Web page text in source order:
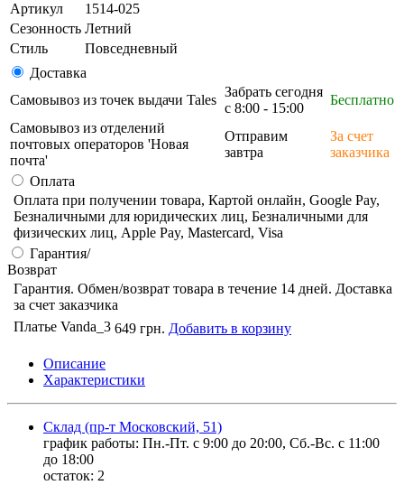
Артикул
1514-025
Сезонность Летний
Стиль
Повседневный
Доставка
Самовывоз из точек выдачи Tales
Забрать сегодня
с 8:00 - 15:00
Бесплатно
Самовывоз из отделений
почтовых операторов 'Новая
почта'
Отправим
завтра
За счет
заказчика
Оплата
Оплата при получении товара, Картой онлайн, Google Pay,
Безналичными для юридических лиц, Безналичными для
физических лиц, Apple Pay, Mastercard, Visa
Гарантия/
Возврат
Гарантия. Обмен/возврат товара в течение 14 дней. Доставка
за счет заказчика
Платье Vanda_3 649 грн. Добавить в корзину
Описание
Характеристики
Склад (пр-т Московский, 51)
график работы: Пн.-Пт. с 9:00 до 20:00, Сб.-Вс. с 11:00
до 18:00
остаток: 2